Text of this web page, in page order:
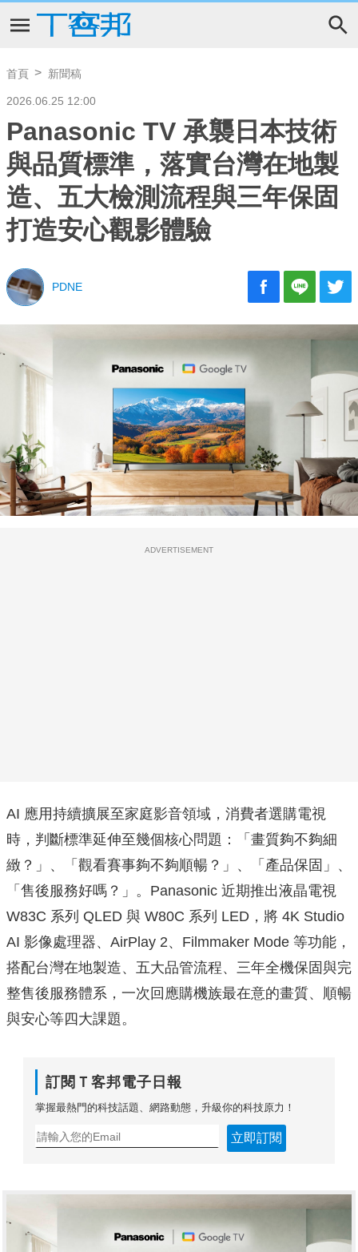
首頁 新聞稿
2026.06.25 12:00
Panasonic TV 承襲日本技術
與品質標準，落實台灣在地製
造、五大檢測流程與三年保固
打造安心觀影體驗
PDNE
ADVERTISEMENT
AI 應用持續擴展至家庭影音領域，消費者選購電視
時，判斷標準延伸至幾個核心問題：「畫質夠不夠細
緻？」、「觀看賽事夠不夠順暢？」、「產品保固」、
「售後服務好嗎？」。Panasonic 近期推出液晶電視
W83C 系列 QLED 與 W80C 系列 LED，將 4K Studio
AI 影像處理器、AirPlay 2、Filmmaker Mode 等功能，
搭配台灣在地製造、五大品管流程、三年全機保固與完
整售後服務體系，一次回應購機族最在意的畫質、順暢
與安心等四大課題。
訂閱Ｔ客邦電子日報
掌握最熱門的科技話題、網路動態，升級你的科技原力！
立即訂閱